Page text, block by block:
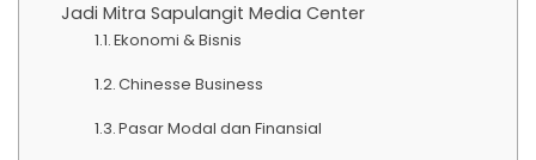
Jadi Mitra Sapulangit Media Center
Ekonomi & Bisnis
Chinesse Business
Pasar Modal dan Finansial